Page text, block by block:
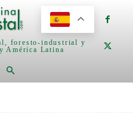
foresto-industrial y
América Latina